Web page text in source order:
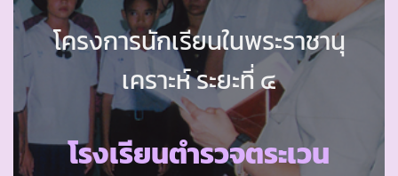
โครงการนักเรียนในพระราชานุ
เคราะห์ ระยะที่ ๔
โรงเรียนตำรวจตระเวน